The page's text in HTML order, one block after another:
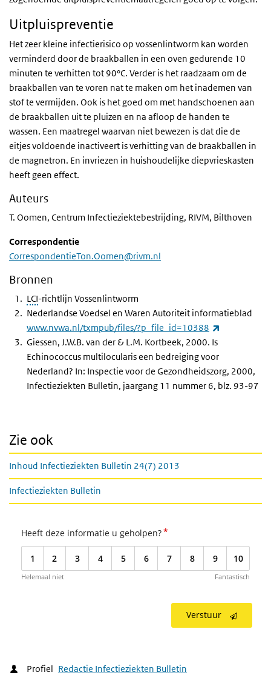
Uitpluispreventie
Het zeer kleine infectierisico op vossenlintworm kan worden
verminderd door de braakballen in een oven gedurende 10
minuten te verhitten tot 90°C. Verder is het raadzaam om de
braakballen van te voren nat te maken om het inademen van
stof te vermijden. Ook is het goed om met handschoenen aan
de braakballen uit te pluizen en na afloop de handen te
wassen. Een maatregel waarvan niet bewezen is dat die de
eitjes voldoende inactiveert is verhitting van de braakballen in
de magnetron. En invriezen in huishoudelijke diepvrieskasten
heeft geen effect.
Auteurs
T. Oomen, Centrum Infectieziektebestrijding, RIVM, Bilthoven
Correspondentie
CorrespondentieTon.Oomen@rivm.nl
Bronnen
LCI-richtlijn Vossenlintworm
Nederlandse Voedsel en Waren Autoriteit informatieblad
www.nvwa.nl/txmpub/files/?p_file_id=10388
Giessen, J.W.B. van der & L.M. Kortbeek, 2000. Is
Echinococcus multilocularis een bedreiging voor
Nederland? In: Inspectie voor de Gezondheidszorg, 2000,
Infectieziekten Bulletin, jaargang 11 nummer 6, blz. 93-97
Zie ook
Inhoud Infectieziekten Bulletin 24(7) 2013
Infectieziekten Bulletin
Heeft deze informatie u geholpen?*
1 2 3 4 5 6 7 8 9 10
Helemaal niet Fantastisch
Verstuur
Profiel Redactie Infectieziekten Bulletin